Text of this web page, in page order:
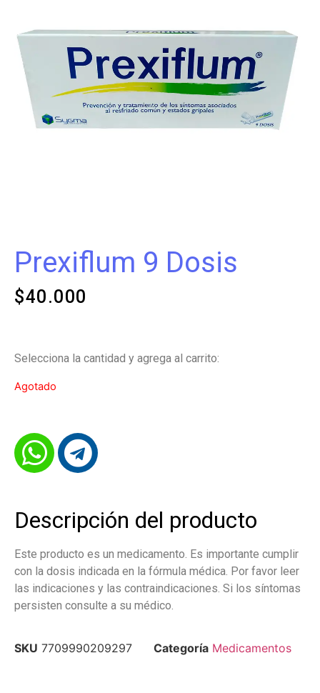
Prexiflum 9 Dosis
$40.000
Selecciona la cantidad y agrega al carrito:
Agotado
Descripción del producto
Este producto es un medicamento. Es importante cumplir
con la dosis indicada en la fórmula médica. Por favor leer
las indicaciones y las contraindicaciones. Si los síntomas
persisten consulte a su médico.
SKU 7709990209297 Categoría Medicamentos